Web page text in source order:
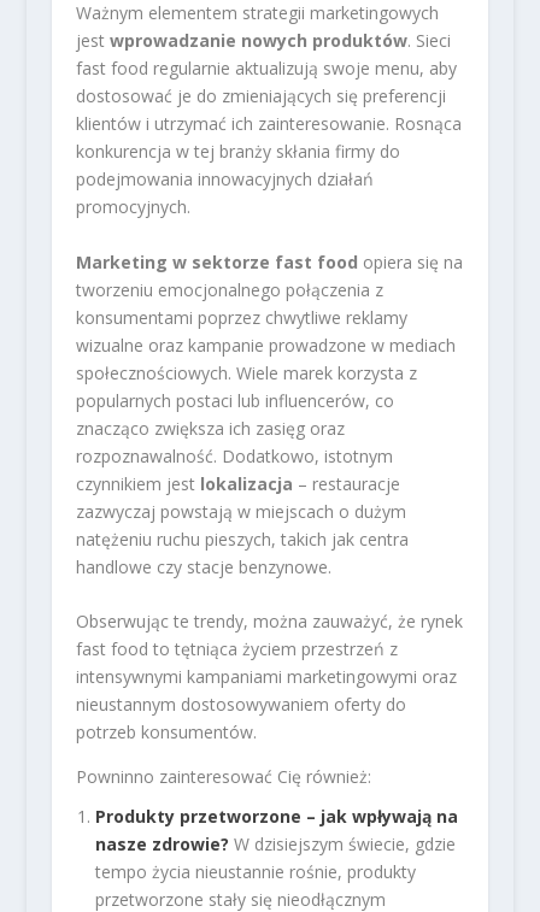
Ważnym elementem strategii marketingowych
jest wprowadzanie nowych produktów. Sieci
fast food regularnie aktualizują swoje menu, aby
dostosować je do zmieniających się preferencji
klientów i utrzymać ich zainteresowanie. Rosnąca
konkurencja w tej branży skłania firmy do
podejmowania innowacyjnych działań
promocyjnych.
Marketing w sektorze fast food opiera się na
tworzeniu emocjonalnego połączenia z
konsumentami poprzez chwytliwe reklamy
wizualne oraz kampanie prowadzone w mediach
społecznościowych. Wiele marek korzysta z
popularnych postaci lub influencerów, co
znacząco zwiększa ich zasięg oraz
rozpoznawalność. Dodatkowo, istotnym
czynnikiem jest lokalizacja – restauracje
zazwyczaj powstają w miejscach o dużym
natężeniu ruchu pieszych, takich jak centra
handlowe czy stacje benzynowe.
Obserwując te trendy, można zauważyć, że rynek
fast food to tętniąca życiem przestrzeń z
intensywnymi kampaniami marketingowymi oraz
nieustannym dostosowywaniem oferty do
potrzeb konsumentów.
Powninno zainteresować Cię również:
Produkty przetworzone – jak wpływają na
nasze zdrowie? W dzisiejszym świecie, gdzie
tempo życia nieustannie rośnie, produkty
przetworzone stały się nieodłącznym